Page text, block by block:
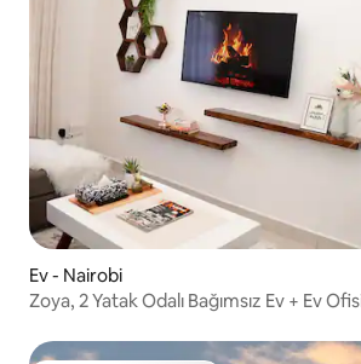
Ev - Nairobi
Zoya, 2 Yatak Odalı Bağımsız Ev + Ev